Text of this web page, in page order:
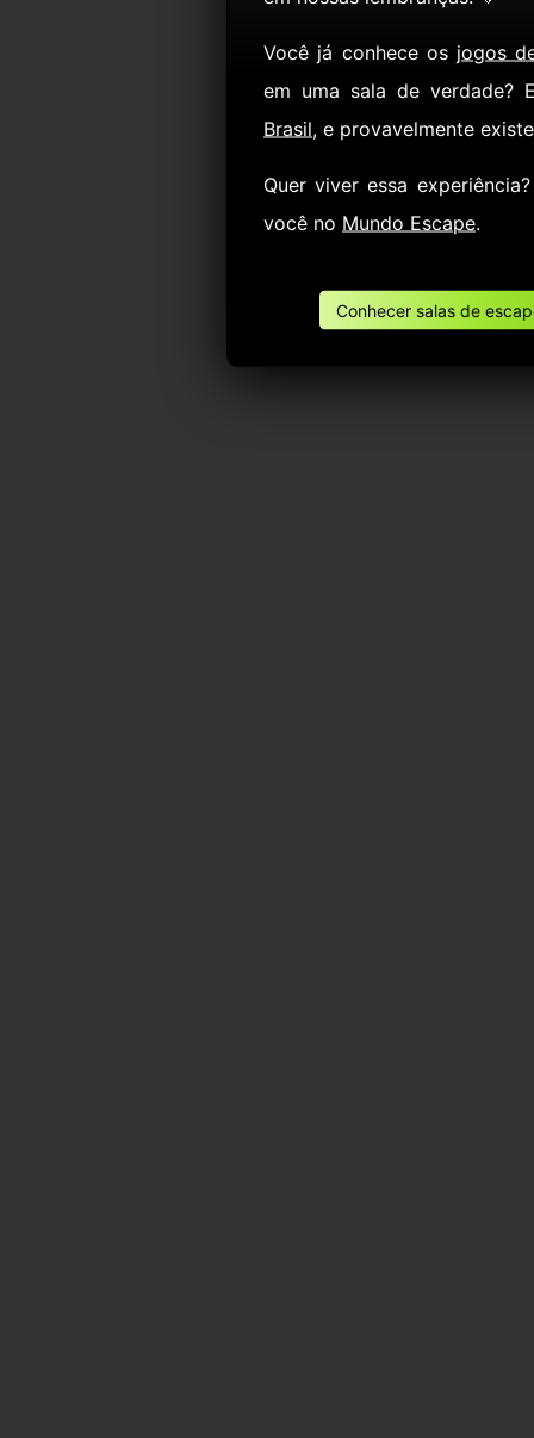
Você já conhece os jogos
em uma sala de verdade?
Brasil, e provavelmente
Quer viver essa
você no Mundo Escape.
Conhecer salas de